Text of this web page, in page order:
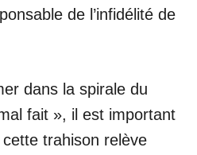
de l’infidélité de
dans la spirale du
fait », il est important
trahison relève